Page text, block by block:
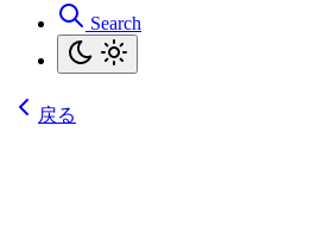
Search
戻る